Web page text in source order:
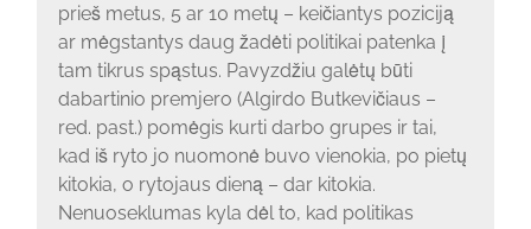
prieš metus, 5 ar 10 metų – keičiantys poziciją
ar mėgstantys daug žadėti politikai patenka į
tam tikrus spąstus. Pavyzdžiu galėtų būti
dabartinio premjero (Algirdo Butkevičiaus –
red. past.) pomėgis kurti darbo grupes ir tai,
kad iš ryto jo nuomonė buvo vienokia, po pietų
kitokia, o rytojaus dieną – dar kitokia.
Nenuoseklumas kyla dėl to, kad politikas